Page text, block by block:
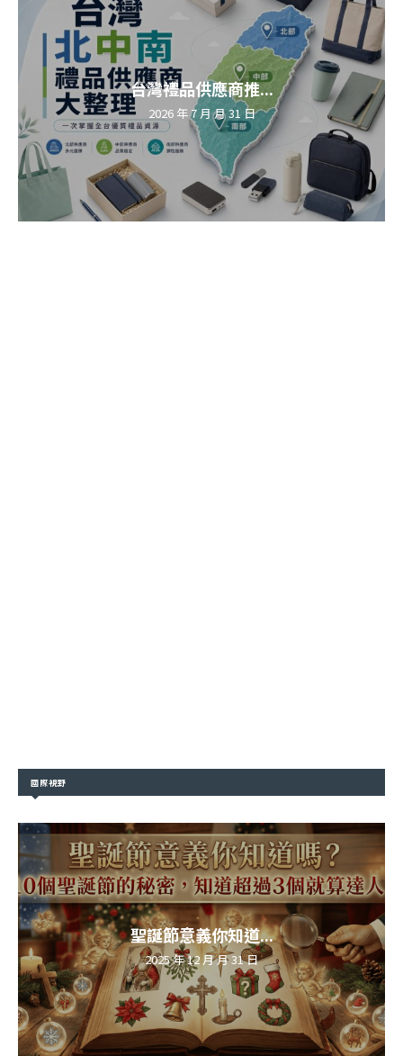
台灣禮品供應商推...
2026 年 7 月 月 31 日
國際視野
聖誕節意義你知道...
2025 年 12 月 月 31 日